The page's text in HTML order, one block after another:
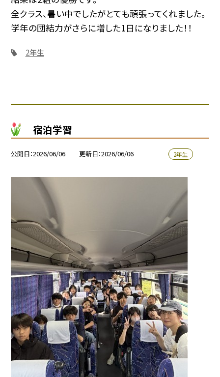
全クラス、暑い中でしたがとても頑張ってくれました。
学年の団結力がさらに増した1日になりました！！
2年生
宿泊学習
公開日 2026/06/06 更新日 2026/06/06 2年生